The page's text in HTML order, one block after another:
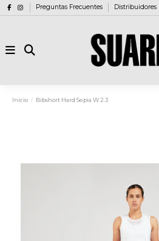
Preguntas Frecuentes Distribuidores
Inicio Bibshort Hard Sepia W 2.3